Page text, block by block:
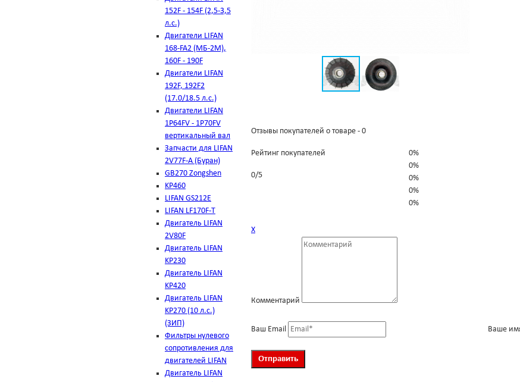
152F - 154F (2,5-3,5
л.с.)
Двигатели LIFAN
168-FA2 (МБ-2М),
160F - 190F
Двигатели LIFAN
192F, 192F2
(17.0/18.5 л.с.)
Двигатели LIFAN
1Р64FV - 1Р70FV
вертикальный вал
Запчасти для LIFAN
2V77F-A (Буран)
GB270 Zongshen
KP460
LIFAN GS212E
LIFAN LF170F-T
Двигатель LIFAN
2V80F
Двигатель LIFAN
KP230
Двигатель LIFAN
KP420
Двигатель LIFAN
KP270 (10 л.с.)
(ЗИП)
Фильтры нулевого
сопротивления для
двигателей LIFAN
Двигатель LIFAN
Отзывы покупателей о товаре - 0
Рейтинг покупателей
0/5
0%
0%
0%
0%
0%
Х
Комментарий
Ваш Email Ваше